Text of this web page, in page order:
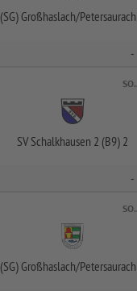
(SG) Großhaslach/
-
SO..
SV Schalkhausen 2 (B9) 2
-
SO..
(SG) Großhaslach/